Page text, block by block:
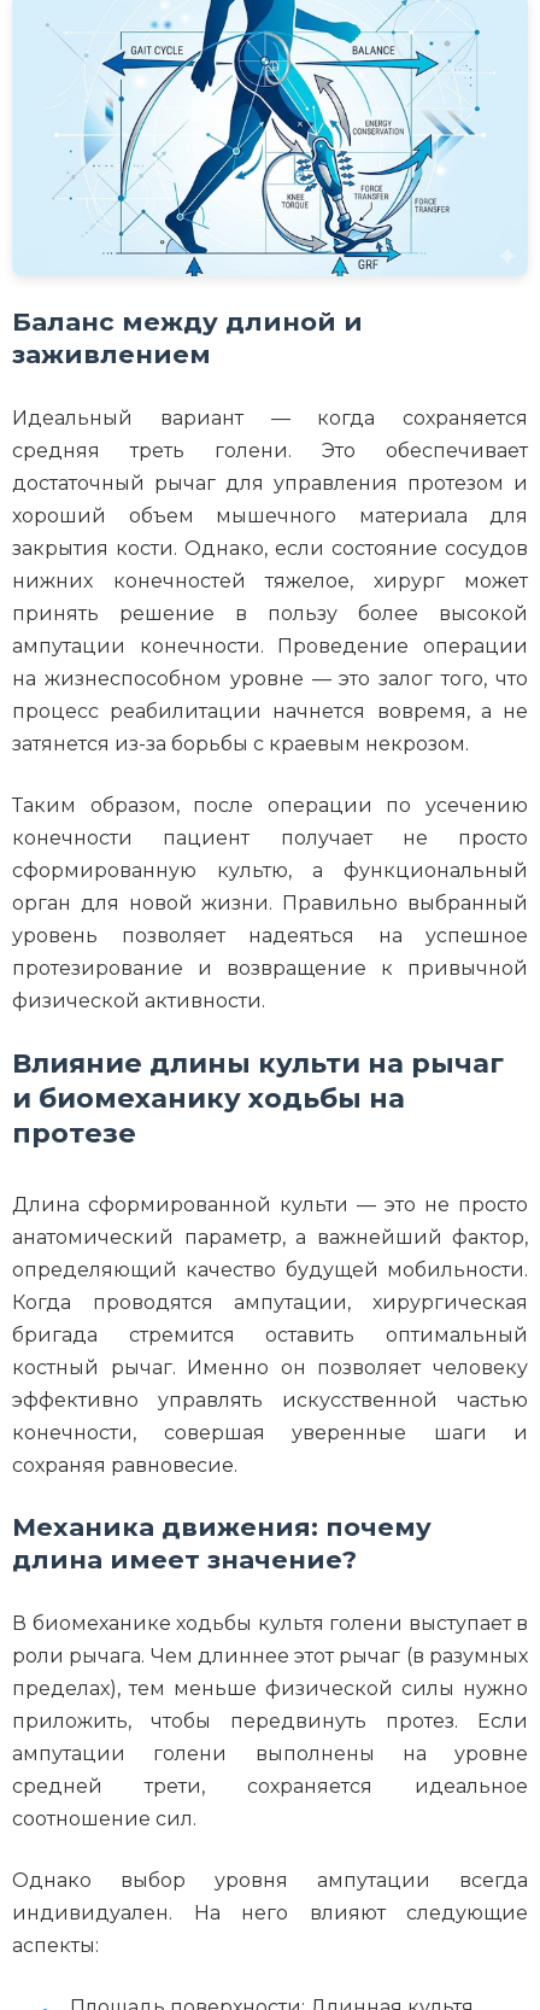
Баланс между длиной и
заживлением
Идеальный вариант — когда сохраняется
средняя треть голени. Это обеспечивает
достаточный рычаг для управления протезом и
хороший объем мышечного материала для
закрытия кости. Однако, если состояние сосудов
нижних конечностей тяжелое, хирург может
принять решение в пользу более высокой
ампутации конечности. Проведение операции
на жизнеспособном уровне — это залог того, что
процесс реабилитации начнется вовремя, а не
затянется из-за борьбы с краевым некрозом.
Таким образом, после операции по усечению
конечности пациент получает не просто
сформированную культю, а функциональный
орган для новой жизни. Правильно выбранный
уровень позволяет надеяться на успешное
протезирование и возвращение к привычной
физической активности.
Влияние длины культи на рычаг
и биомеханику ходьбы на
протезе
Длина сформированной культи — это не просто
анатомический параметр, а важнейший фактор,
определяющий качество будущей мобильности.
Когда проводятся ампутации, хирургическая
бригада стремится оставить оптимальный
костный рычаг. Именно он позволяет человеку
эффективно управлять искусственной частью
конечности, совершая уверенные шаги и
сохраняя равновесие.
Механика движения: почему
длина имеет значение?
В биомеханике ходьбы культя голени выступает в
роли рычага. Чем длиннее этот рычаг (в разумных
пределах), тем меньше физической силы нужно
приложить, чтобы передвинуть протез. Если
ампутации голени выполнены на уровне
средней трети, сохраняется идеальное
соотношение сил.
Однако выбор уровня ампутации всегда
индивидуален. На него влияют следующие
аспекты: